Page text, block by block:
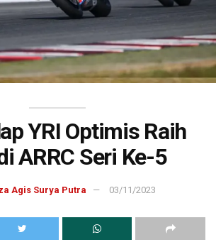
YRI Optimis Raih
ARRC Seri Ke-5
Agis Surya Putra 03/11/2023